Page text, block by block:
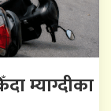
म्याग्दीका